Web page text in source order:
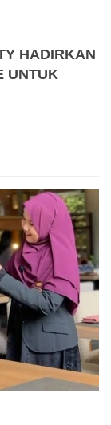
HADIRKAN
UNTUK